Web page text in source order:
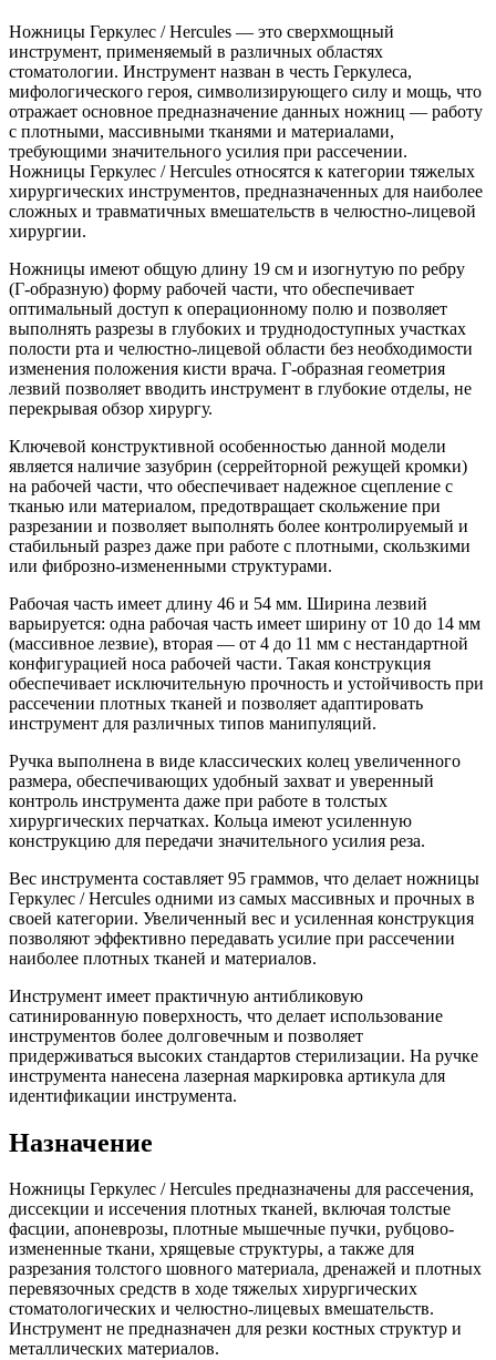
Ножницы Геркулес / Hercules — это сверхмощный
инструмент, применяемый в различных областях
стоматологии. Инструмент назван в честь Геркулеса,
мифологического героя, символизирующего силу и мощь, что
отражает основное предназначение данных ножниц — работу
с плотными, массивными тканями и материалами,
требующими значительного усилия при рассечении.
Ножницы Геркулес / Hercules относятся к категории тяжелых
хирургических инструментов, предназначенных для наиболее
сложных и травматичных вмешательств в челюстно-лицевой
хирургии.
Ножницы имеют общую длину 19 см и изогнутую по ребру
(Г-образную) форму рабочей части, что обеспечивает
оптимальный доступ к операционному полю и позволяет
выполнять разрезы в глубоких и труднодоступных участках
полости рта и челюстно-лицевой области без необходимости
изменения положения кисти врача. Г-образная геометрия
лезвий позволяет вводить инструмент в глубокие отделы, не
перекрывая обзор хирургу.
Ключевой конструктивной особенностью данной модели
является наличие зазубрин (серрейторной режущей кромки)
на рабочей части, что обеспечивает надежное сцепление с
тканью или материалом, предотвращает скольжение при
разрезании и позволяет выполнять более контролируемый и
стабильный разрез даже при работе с плотными, скользкими
или фиброзно-измененными структурами.
Рабочая часть имеет длину 46 и 54 мм. Ширина лезвий
варьируется: одна рабочая часть имеет ширину от 10 до 14 мм
(массивное лезвие), вторая — от 4 до 11 мм с нестандартной
конфигурацией носа рабочей части. Такая конструкция
обеспечивает исключительную прочность и устойчивость при
рассечении плотных тканей и позволяет адаптировать
инструмент для различных типов манипуляций.
Ручка выполнена в виде классических колец увеличенного
размера, обеспечивающих удобный захват и уверенный
контроль инструмента даже при работе в толстых
хирургических перчатках. Кольца имеют усиленную
конструкцию для передачи значительного усилия реза.
Вес инструмента составляет 95 граммов, что делает ножницы
Геркулес / Hercules одними из самых массивных и прочных в
своей категории. Увеличенный вес и усиленная конструкция
позволяют эффективно передавать усилие при рассечении
наиболее плотных тканей и материалов.
Инструмент имеет практичную антибликовую
сатинированную поверхность, что делает использование
инструментов более долговечным и позволяет
придерживаться высоких стандартов стерилизации. На ручке
инструмента нанесена лазерная маркировка артикула для
идентификации инструмента.
Назначение
Ножницы Геркулес / Hercules предназначены для рассечения,
диссекции и иссечения плотных тканей, включая толстые
фасции, апоневрозы, плотные мышечные пучки, рубцово-
измененные ткани, хрящевые структуры, а также для
разрезания толстого шовного материала, дренажей и плотных
перевязочных средств в ходе тяжелых хирургических
стоматологических и челюстно-лицевых вмешательств.
Инструмент не предназначен для резки костных структур и
металлических материалов.